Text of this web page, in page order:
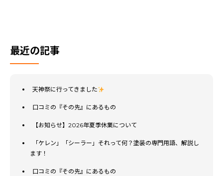
最近の記事
天神祭に行ってきました
口コミの『その先』にあるもの
【お知らせ】2026年夏季休業について
「ケレン」「シーラー」それって何？塗装の専門用語、解説し
ます！
口コミの『その先』にあるもの